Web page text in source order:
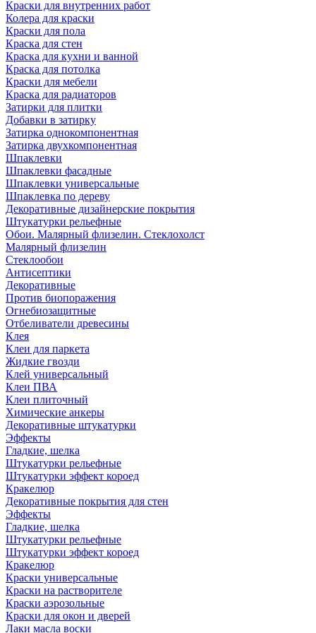
Краски для внутренних работ
Колера для краски
Краски для пола
Краска для стен
Краска для кухни и ванной
Краска для потолка
Краски для мебели
Краска для радиаторов
Затирки для плитки
Добавки в затирку
Затирка однокомпонентная
Затирка двухкомпонентная
Шпаклевки
Шпаклевки фасадные
Шпаклевки универсальные
Шпаклевка по дереву
Декоративные дизайнерские покрытия
Штукатурки рельефные
Обои. Малярный флизелин. Стеклохолст
Малярный флизелин
Стеклообои
Антисептики
Декоративные
Против биопоражения
Огнебиозащитные
Отбеливатели древесины
Клея
Клеи для паркета
Жидкие гвозди
Клей универсальный
Клеи ПВА
Клеи плиточный
Химические анкеры
Декоративные штукатурки
Эффекты
Гладкие, шелка
Штукатурки рельефные
Штукатурки эффект короед
Кракелюр
Декоративные покрытия для стен
Эффекты
Гладкие, шелка
Штукатурки рельефные
Штукатурки эффект короед
Кракелюр
Краски универсальные
Краски на растворителе
Краски аэрозольные
Краски для окон и дверей
Лаки масла воски